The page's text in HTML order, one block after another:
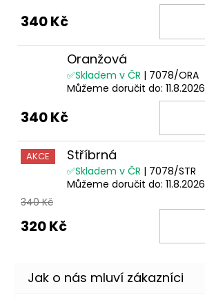
340 Kč
Oranžová
✅Skladem v ČR | 7078/ORA
Můžeme doručit do: 11.8.2026
340 Kč
AKCE Stříbrná
✅Skladem v ČR | 7078/STR
Můžeme doručit do: 11.8.2026
340 Kč
320 Kč